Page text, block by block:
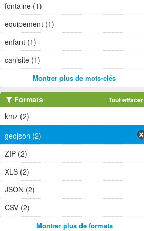
fontaine (1)
equipement (1)
enfant (1)
canisite (1)
Montrer plus de mots-clés
Formats Tout effacer
kmz (2)
geojson (2)
ZIP (2)
XLS (2)
JSON (2)
CSV (2)
Montrer plus de formats